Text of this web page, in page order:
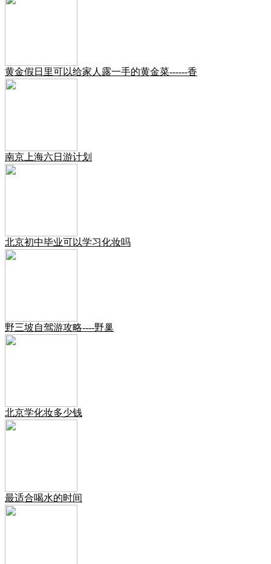
黄金假日里可以给家人露一手的黄金菜------香
南京上海六日游计划
北京初中毕业可以学习化妆吗
野三坡自驾游攻略----野巢
北京学化妆多少钱
最适合喝水的时间